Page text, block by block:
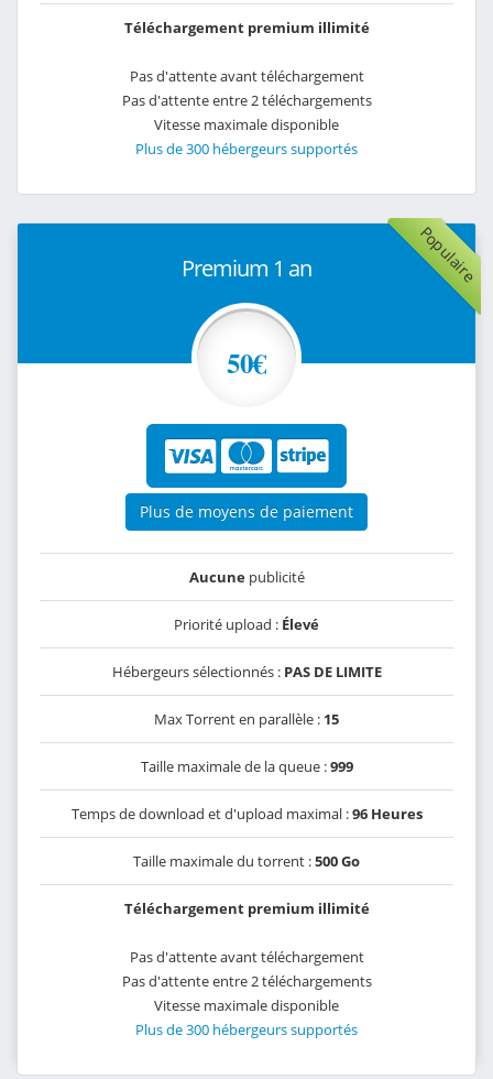
Téléchargement premium illimité
Pas d'attente avant téléchargement
Pas d'attente entre 2 téléchargements
Vitesse maximale disponible
Plus de 300 hébergeurs supportés
Populaire
Premium 1 an
50€
Plus de moyens de paiement
Aucunepublicité
Priorité upload : Élevé
Hébergeurs sélectionnés : PAS DE LIMITE
Max Torrent en parallèle : 15
Taille maximale de la queue :999
Temps de download et d'upload maximal :96 Heures
Taille maximale du torrent :500 Go
Téléchargement premium illimité
Pas d'attente avant téléchargement
Pas d'attente entre 2 téléchargements
Vitesse maximale disponible
Plus de 300 hébergeurs supportés